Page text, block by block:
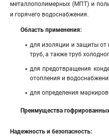
металлополимерных (МПТ) и
и горячего водоснабжения.
Область применения:
для изоляции и защиты от
труб, а также труб
для предотвращения
отопления и
для определения
Преимущества
Надежность и безопасность: